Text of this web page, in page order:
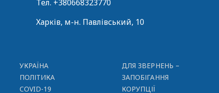
Тел. +380668323770
Харків, м-н. Павлівський, 10
УКРАЇНА
ПОЛІТИКА
COVID-19
ДЛЯ ЗВЕРНЕНЬ –
ЗАПОБІГАННЯ
КОРУПЦІЇ